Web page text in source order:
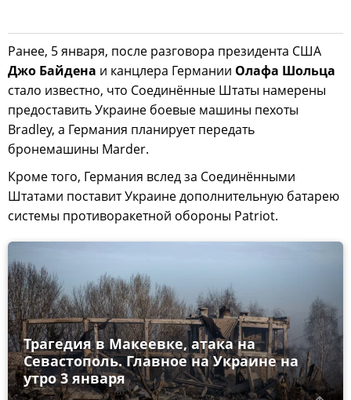
Ранее, 5 января, после разговора президента США
Джо Байдена и канцлера Германии Олафа Шольца
стало известно, что Соединённые Штаты намерены
предоставить Украине боевые машины пехоты
Bradley, а Германия планирует передать
бронемашины Marder.
Кроме того, Германия вслед за Соединёнными
Штатами поставит Украине дополнительную батарею
системы противоракетной обороны Patriot.
Трагедия в Макеевке, атака на
Севастополь. Главное на Украине на
утро 3 января